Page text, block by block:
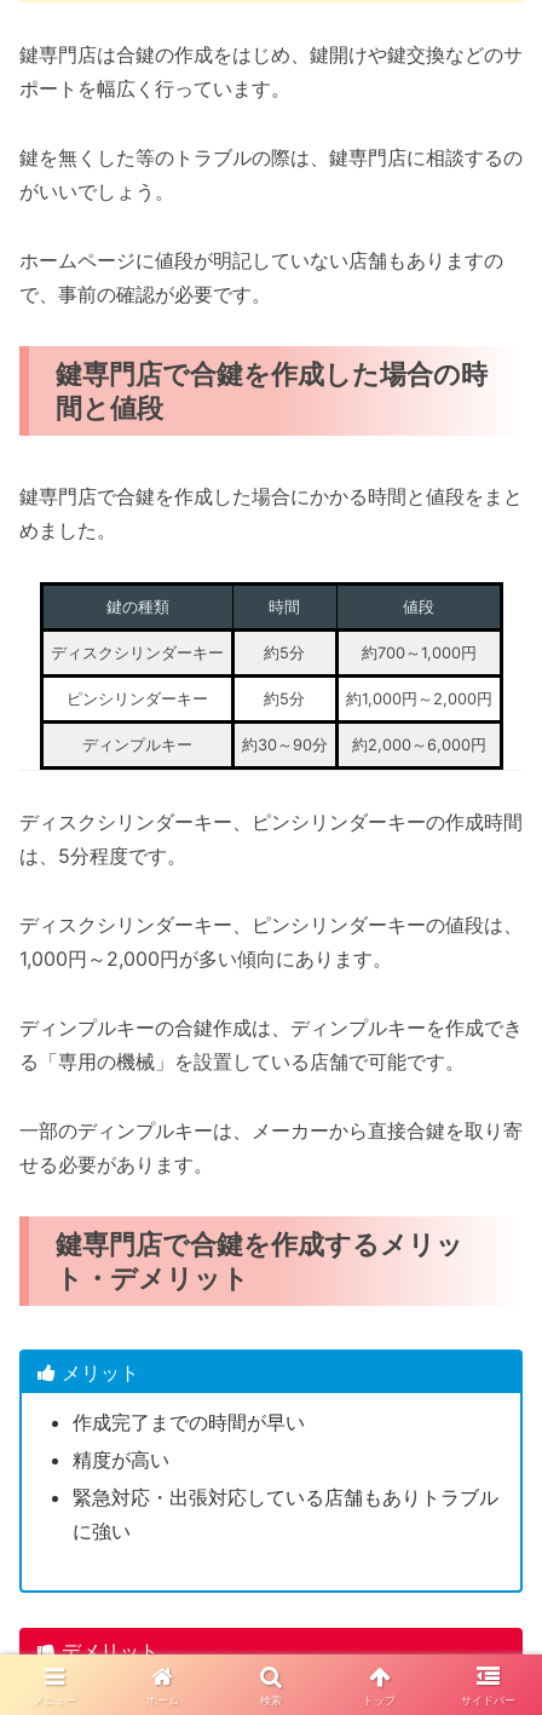
鍵専門店は合鍵の作成をはじめ、鍵開けや鍵交換などのサ
ポートを幅広く行っています。
鍵を無くした等のトラブルの際は、鍵専門店に相談するの
がいいでしょう。
ホームページに値段が明記していない店舗もありますの
で、事前の確認が必要です。
鍵専門店で合鍵を作成した場合の時
間と値段
鍵専門店で合鍵を作成した場合にかかる時間と値段をまと
めました。
鍵の種類 時間 値段
ディスクシリンダーキー 約5分 約700～1,000円
ピンシリンダーキー 約5分 約1,000円～2,000円
ディンプルキー 約30～90分 約2,000～6,000円
ディスクシリンダーキー、ピンシリンダーキーの作成時間
は、5分程度です。
ディスクシリンダーキー、ピンシリンダーキーの値段は、
1,000円～2,000円が多い傾向にあります。
ディンプルキーの合鍵作成は、ディンプルキーを作成でき
る「専用の機械」を設置している店舗で可能です。
一部のディンプルキーは、メーカーから直接合鍵を取り寄
せる必要があります。
鍵専門店で合鍵を作成するメリッ
ト・デメリット
メリット
作成完了までの時間が早い
精度が高い
緊急対応・出張対応している店舗もありトラブル
に強い
デメリット
一部のディンプルキーは店舗で合鍵作成できない
メニュー ホーム 検索 トップ サイドバー